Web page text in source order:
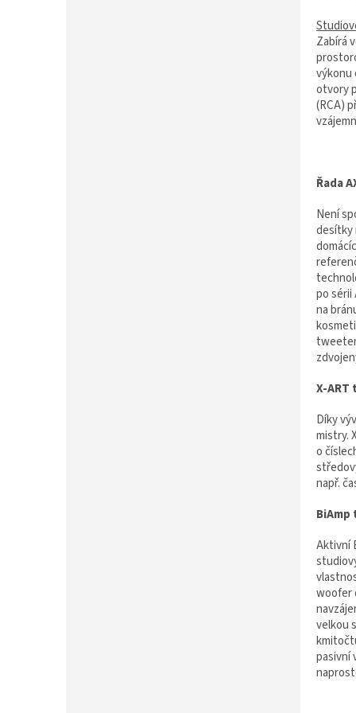
Zabírá
výkonu
otvory
(RCA)
Řada
Není
desítky
po sérii
na
X-
Díky
mistry.
o
např.
Aktivní
woofer
velkou
pasivní